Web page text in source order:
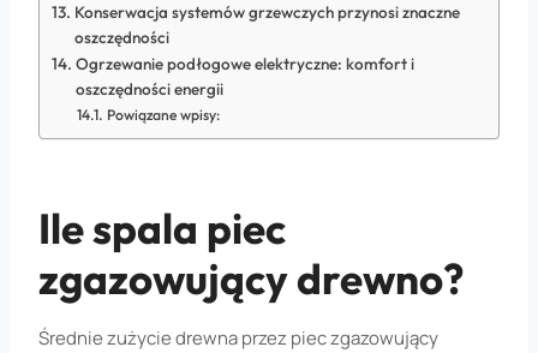
Konserwacja systemów grzewczych przynosi znaczne
oszczędności
Ogrzewanie podłogowe elektryczne: komfort i
oszczędności energii
Powiązane wpisy:
Ile spala piec
zgazowujący drewno?
Średnie zużycie drewna przez piec zgazowujący